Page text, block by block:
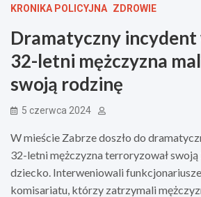
KRONIKA POLICYJNA ZDROWIE
Dramatyczny incydent
32-letni mężczyzna
swoją rodzinę
5 czerwca 2024
W mieście Zabrze doszło do
32-letni mężczyzna terroryzował
dziecko. Interweniowali
komisariatu, którzy zatrzymali